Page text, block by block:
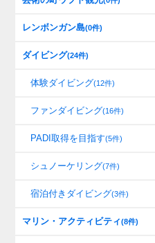
レンボンガン島(0件)
ダイビング(24件)
体験ダイビング(12件)
ファンダイビング(16件)
PADI取得を目指す(5件)
シュノーケリング(7件)
宿泊付きダイビング(3件)
マリン・アクティビティ(8件)